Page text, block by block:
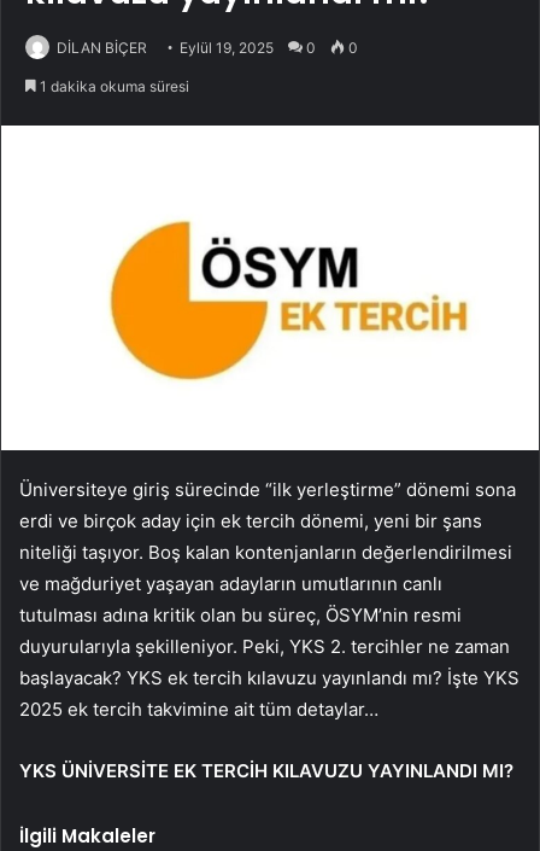
DİLAN BİÇER Eylül 19, 2025 0 0
1 dakika okuma süresi
Üniversiteye giriş sürecinde “ilk yerleştirme” dönemi sona
erdi ve birçok aday için ek tercih dönemi, yeni bir şans
niteliği taşıyor. Boş kalan kontenjanların değerlendirilmesi
ve mağduriyet yaşayan adayların umutlarının canlı
tutulması adına kritik olan bu süreç, ÖSYM’nin resmi
duyurularıyla şekilleniyor. Peki, YKS 2. tercihler ne zaman
başlayacak? YKS ek tercih kılavuzu yayınlandı mı? İşte YKS
2025 ek tercih takvimine ait tüm detaylar…
YKS ÜNİVERSİTE EK TERCİH KILAVUZU YAYINLANDI MI?
İlgili Makaleler